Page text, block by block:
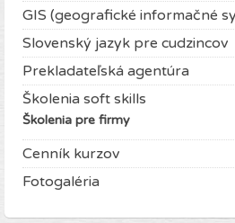
GIS (geografické informačné
Slovenský jazyk pre cudzincov
Prekladateľská agentúra
Školenia soft skills
Školenia pre firmy
Cenník kurzov
Fotogaléria